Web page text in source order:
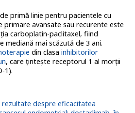
primă linie pentru pacientele cu
primare avansate sau recurente este
carboplatin-paclitaxel, fiind
mai scăzută de 3 ani.
din clasa inhibitorilor
, care ţinteşte receptorul 1 al morții
1).
rezultate despre eficacitatea